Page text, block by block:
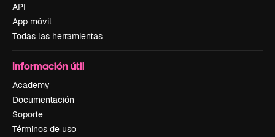
API
App móvil
Todas las herramientas
Información útil
Academy
Documentación
Soporte
Términos de uso